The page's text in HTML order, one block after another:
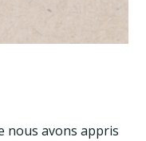
nous avons appris